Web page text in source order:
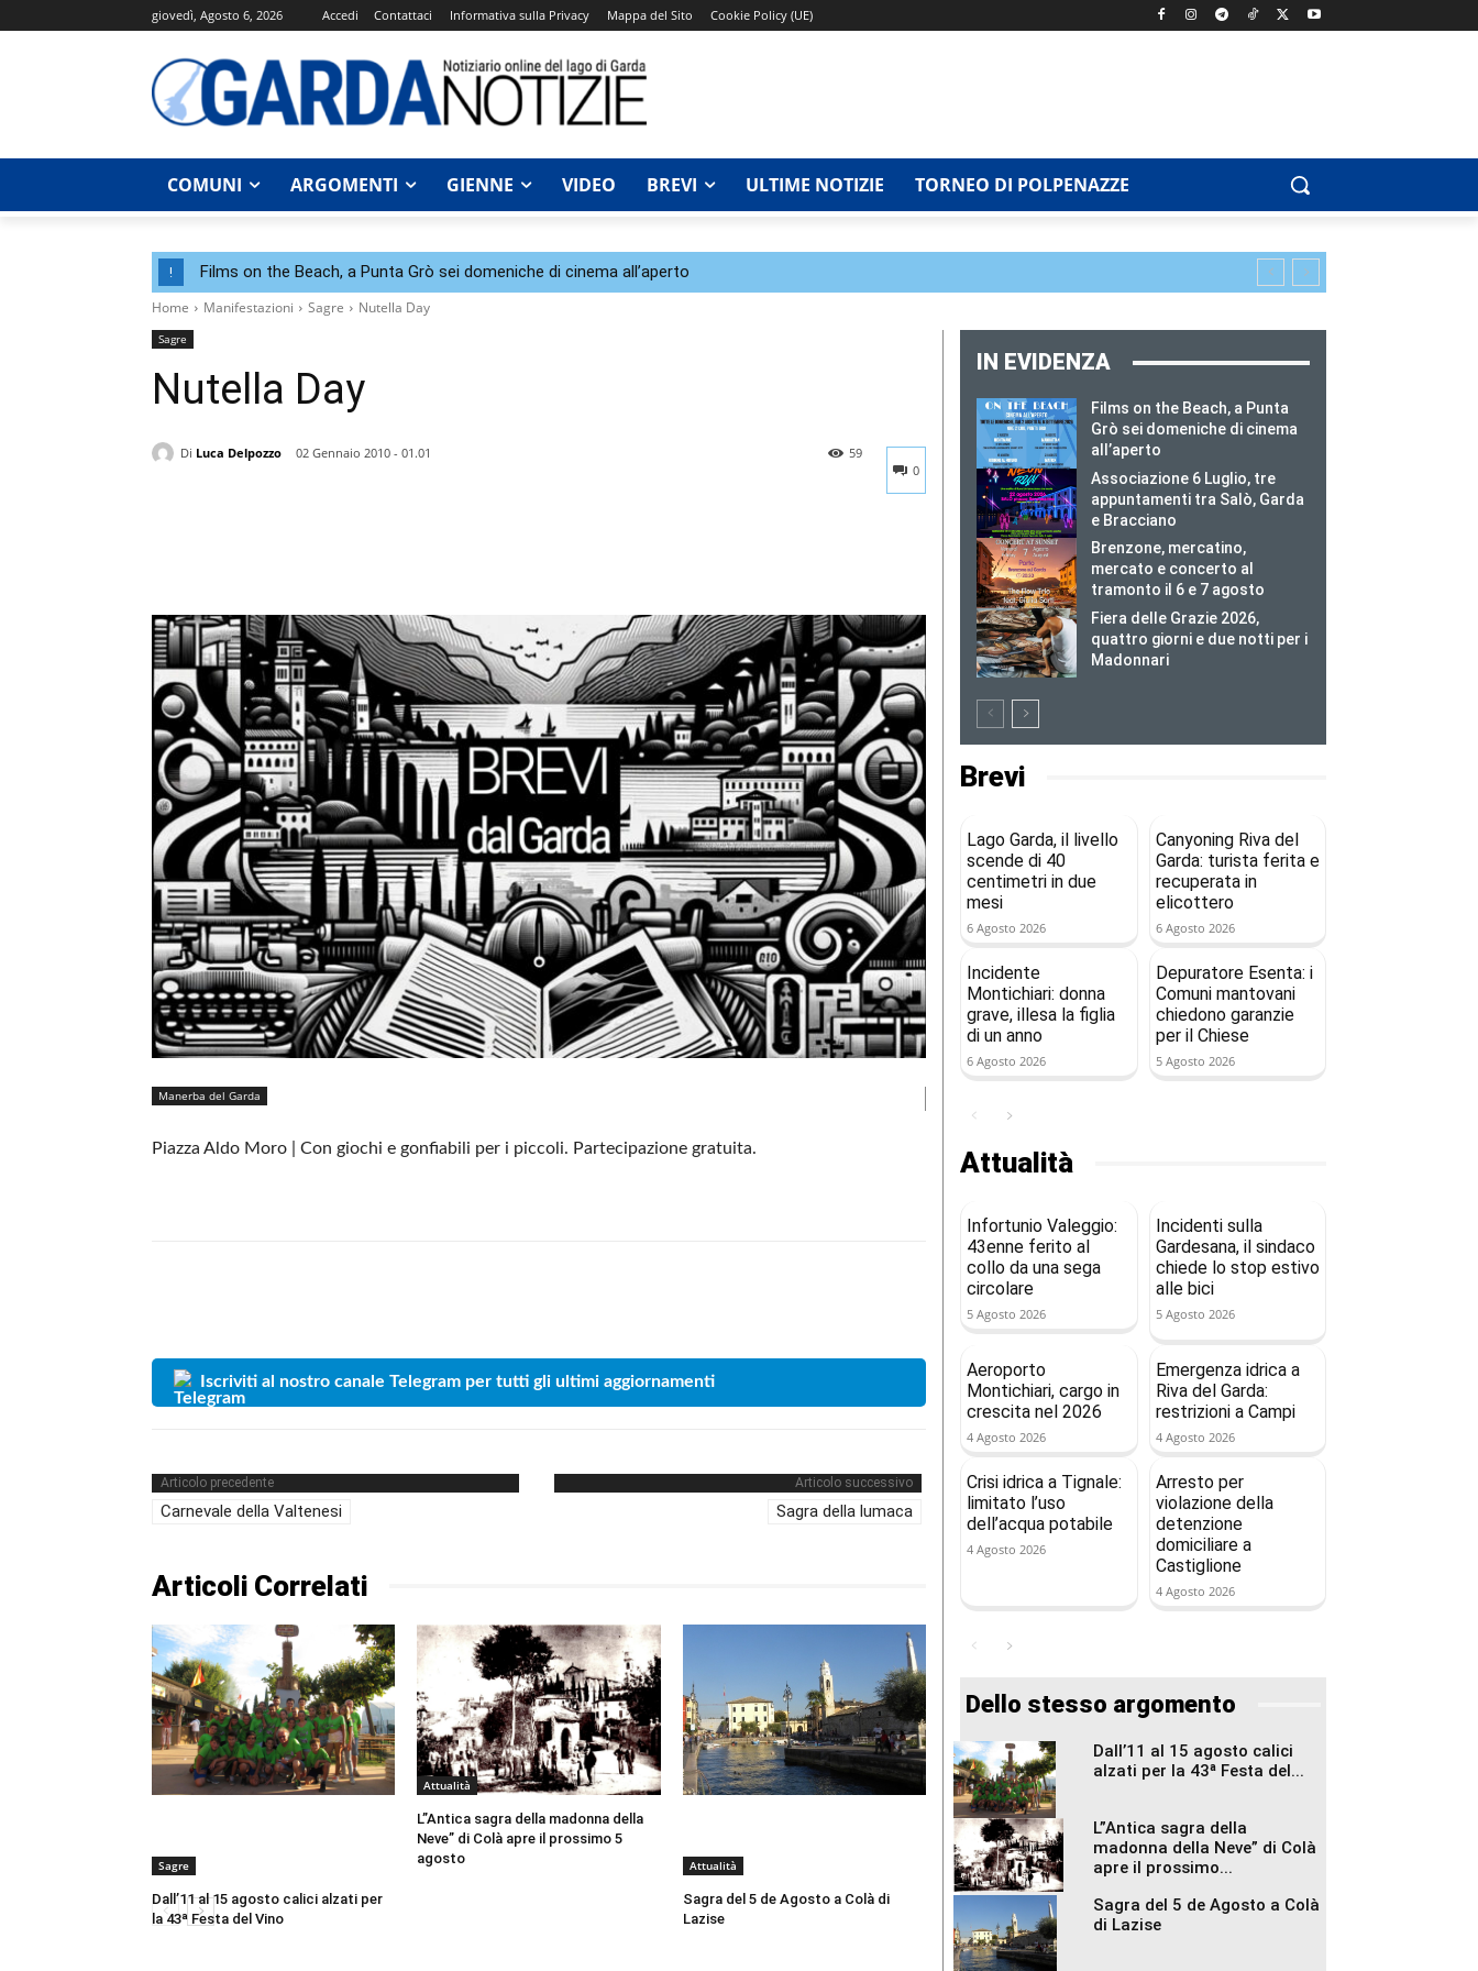
giovedì, Agosto 6, 2026 Accedi Contattaci Informativa sulla Privacy Mappa del Sito Cookie Policy (UE)
COMUNI ARGOMENTI GIENNE VIDEO BREVI ULTIME NOTIZIE TORNEO DI POLPENAZZE
! Films on the Beach, a Punta Grò sei domeniche di cinema all’aperto
Home Manifestazioni Sagre Nutella Day
Sagre
Nutella Day
Di Luca Delpozzo
02 Gennaio 2010 - 01.01
0
59
Manerba del Garda
Piazza Aldo Moro | Con giochi e gonfiabili per i piccoli. Partecipazione gratuita.
Iscriviti al nostro canale Telegram per tutti gli ultimi aggiornamenti
Articolo precedente
Carnevale della Valtenesi
Articolo successivo
Sagra della lumaca
Articoli Correlati
Sagre
Dall’11 al 15 agosto calici alzati per
la 43ª Festa del Vino
Attualità
L”Antica sagra della madonna della
Neve” di Colà apre il prossimo 5
agosto
Attualità
Sagra del 5 de Agosto a Colà di
Lazise
IN EVIDENZA
Films on the Beach, a Punta
Grò sei domeniche di cinema
all’aperto
Associazione 6 Luglio, tre
appuntamenti tra Salò, Garda
e Bracciano
Brenzone, mercatino,
mercato e concerto al
tramonto il 6 e 7 agosto
Fiera delle Grazie 2026,
quattro giorni e due notti per i
Madonnari
Brevi
Lago Garda, il livello
scende di 40
centimetri in due
mesi
6 Agosto 2026
Canyoning Riva del
Garda: turista ferita e
recuperata in
elicottero
6 Agosto 2026
Incidente
Montichiari: donna
grave, illesa la figlia
di un anno
6 Agosto 2026
Depuratore Esenta: i
Comuni mantovani
chiedono garanzie
per il Chiese
5 Agosto 2026
Attualità
Infortunio Valeggio:
43enne ferito al
collo da una sega
circolare
5 Agosto 2026
Incidenti sulla
Gardesana, il sindaco
chiede lo stop estivo
alle bici
5 Agosto 2026
Aeroporto
Montichiari, cargo in
crescita nel 2026
4 Agosto 2026
Emergenza idrica a
Riva del Garda:
restrizioni a Campi
4 Agosto 2026
Crisi idrica a Tignale:
limitato l’uso
dell’acqua potabile
4 Agosto 2026
Arresto per
violazione della
detenzione
domiciliare a
Castiglione
4 Agosto 2026
Dello stesso argomento
Dall’11 al 15 agosto calici
alzati per la 43ª Festa del...
L”Antica sagra della
madonna della Neve” di Colà
apre il prossimo...
Sagra del 5 de Agosto a Colà
di Lazise